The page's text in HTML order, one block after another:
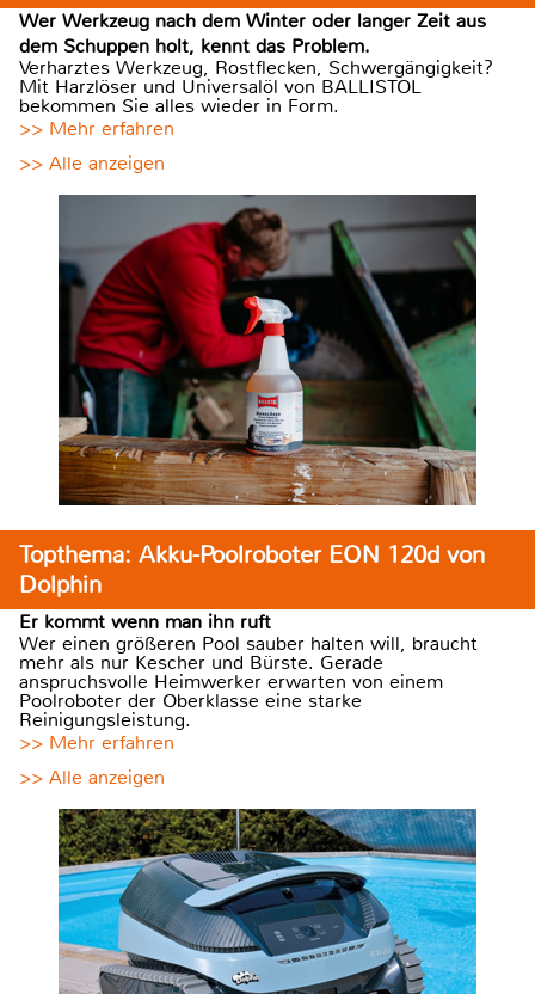
Wer Werkzeug nach dem Winter oder langer Zeit aus
dem Schuppen holt, kennt das Problem.
Verharztes Werkzeug, Rostflecken, Schwergängigkeit?
Mit Harzlöser und Universalöl von BALLISTOL
bekommen Sie alles wieder in Form.
>> Mehr erfahren
>> Alle anzeigen
Topthema: Akku-Poolroboter EON 120d von
Dolphin
Er kommt wenn man ihn ruft
Wer einen größeren Pool sauber halten will, braucht
mehr als nur Kescher und Bürste. Gerade
anspruchsvolle Heimwerker erwarten von einem
Poolroboter der Oberklasse eine starke
Reinigungsleistung.
>> Mehr erfahren
>> Alle anzeigen